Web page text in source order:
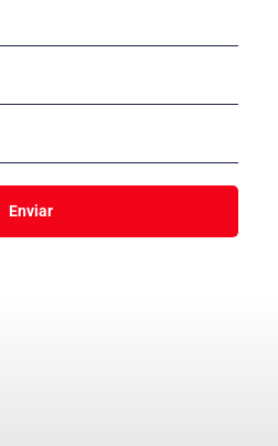
Enviar